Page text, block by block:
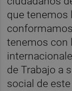
que tenemos
tenemos con
de Trabajo a
social de